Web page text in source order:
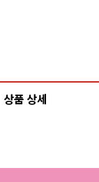
상품 상세